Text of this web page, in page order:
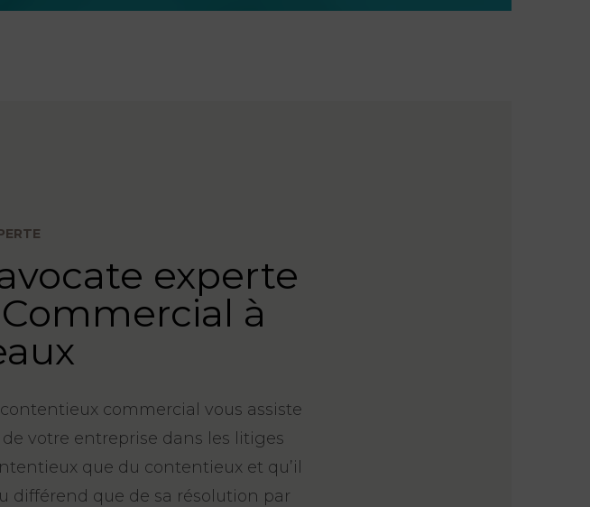
experte
à
commercial vous assiste
votre entreprise dans les litiges
que du contentieux et qu’il
différend que de sa résolution par